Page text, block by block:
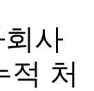
사
적 처